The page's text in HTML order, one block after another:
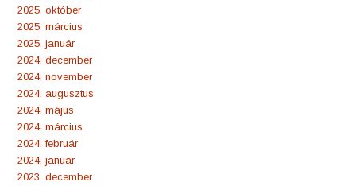
2025. október
2025. március
2025. január
2024. december
2024. november
2024. augusztus
2024. május
2024. március
2024. február
2024. január
2023. december